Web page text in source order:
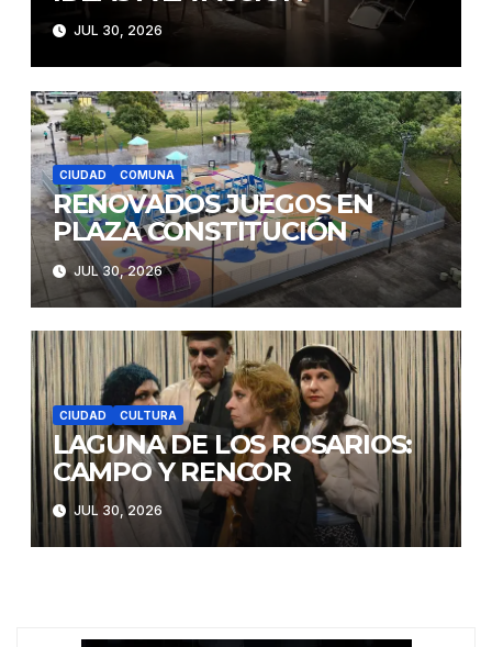
JUL 30, 2026
CIUDAD COMUNA
RENOVADOS JUEGOS EN
PLAZA CONSTITUCIÓN
JUL 30, 2026
CIUDAD CULTURA
LAGUNA DE LOS ROSARIOS:
CAMPO Y RENCOR
JUL 30, 2026